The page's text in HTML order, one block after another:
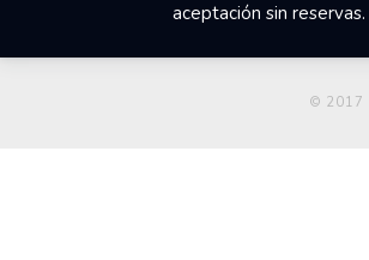
aceptación sin reservas.
© 2017